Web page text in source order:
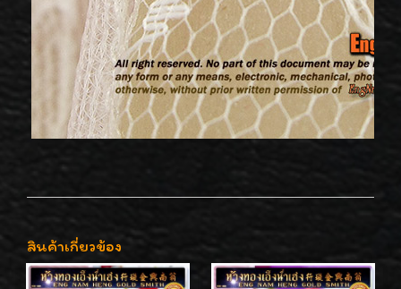
สินค้าเกี่ยวข้อง